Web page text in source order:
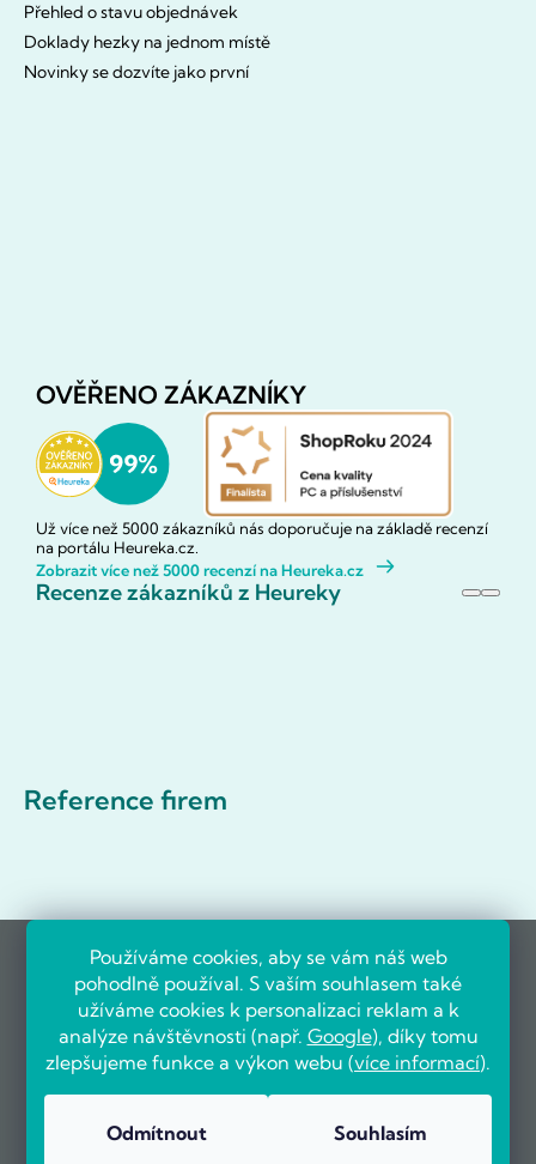
Používáme cookies, aby se vám náš web
pohodlně používal. S vaším souhlasem také
užíváme cookies k personalizaci reklam a k
analýze návštěvnosti (např. Google), díky tomu
zlepšujeme funkce a výkon webu (více informací).
Odmítnout Souhlasím
Přehled o stavu objednávek
Doklady hezky na jednom místě
Novinky se dozvíte jako první
OVĚŘENO ZÁKAZNÍKY
Už více než 5000 zákazníků nás doporučuje na základě recenzí
na portálu Heureka.cz.
Zobrazit více než 5000 recenzí na Heureka.cz
Recenze zákazníků z Heureky
Reference firem